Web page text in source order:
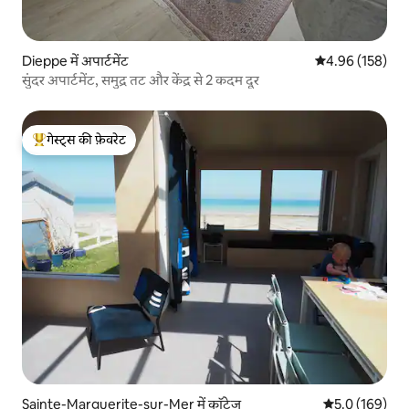
Dieppe में अपार्टमेंट औसत रेटिंग 5 में से
4.96 (158)
सुंदर अपार्टमेंट, समुद्र तट और केंद्र से 2 कदम दूर
गेस्ट्स का टॉप फ़ेवरेट
गेस्ट्स की फ़ेवरेट
Sainte-Marguerite-sur-Mer में कॉटेज औसत रेटिंग 5 में
5.0 (169)